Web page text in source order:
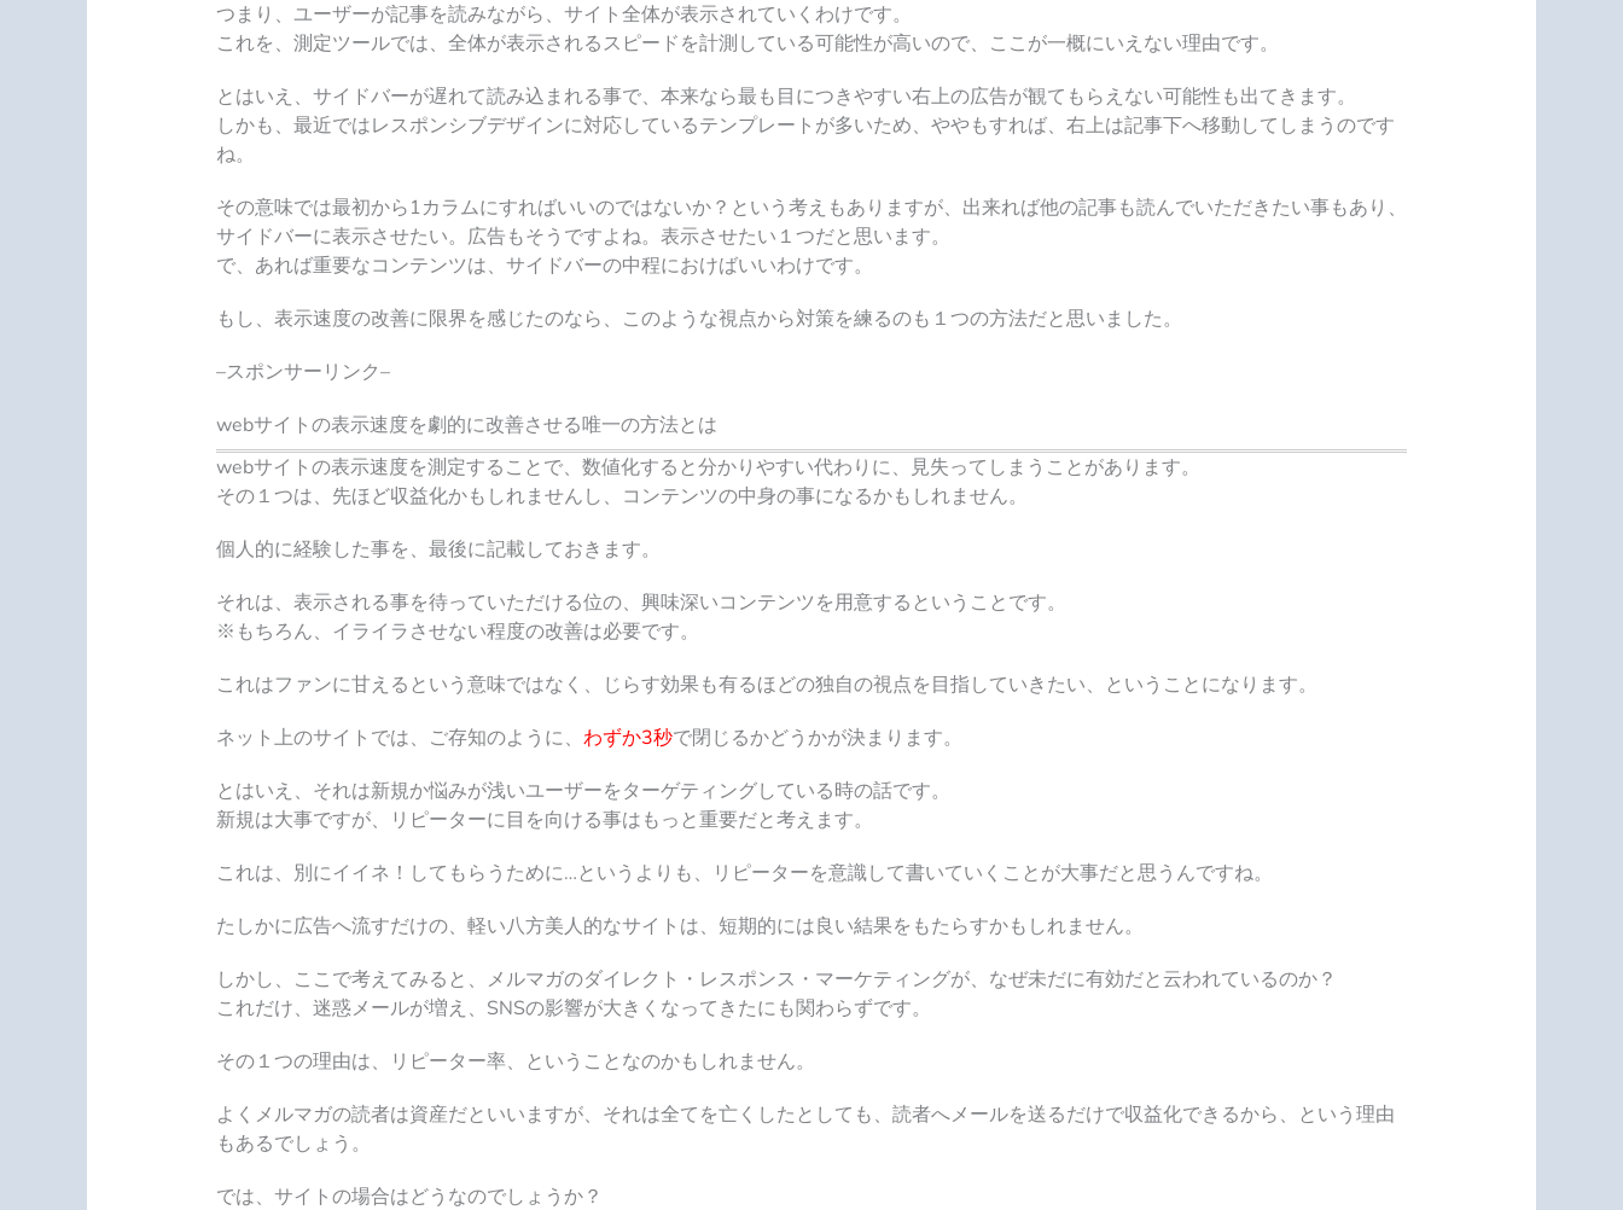
つまり、ユーザーが記事を読みながら、サイト全体が表示されていくわけです。
これを、測定ツールでは、全体が表示されるスピードを計測している可能性が高いので、ここが一概にいえない理由です。
とはいえ、サイドバーが遅れて読み込まれる事で、本来なら最も目につきやすい右上の広告が観てもらえない可能性も出てきます。
しかも、最近ではレスポンシブデザインに対応しているテンプレートが多いため、ややもすれば、右上は記事下へ移動してしまうのです
ね。
その意味では最初から1カラムにすればいいのではないか？という考えもありますが、出来れば他の記事も読んでいただきたい事もあり、
サイドバーに表示させたい。広告もそうですよね。表示させたい１つだと思います。
で、あれば重要なコンテンツは、サイドバーの中程におけばいいわけです。
もし、表示速度の改善に限界を感じたのなら、このような視点から対策を練るのも１つの方法だと思いました。
–スポンサーリンク–
webサイトの表示速度を劇的に改善させる唯一の方法とは
webサイトの表示速度を測定することで、数値化すると分かりやすい代わりに、見失ってしまうことがあります。
その１つは、先ほど収益化かもしれませんし、コンテンツの中身の事になるかもしれません。
個人的に経験した事を、最後に記載しておきます。
それは、 表示される事を待っていただける位の、興味深いコンテンツを用意する ということです。
※もちろん、イライラさせない程度の改善は必要です。
これはファンに甘えるという意味ではなく、
じらす効果も有るほどの独自の視点を目指していきたい、ということになります。
ネット上のサイトでは、ご存知のように、 わずか3秒で閉じるかどうかが決まります。
とはいえ、それは新規か悩みが浅いユーザーをターゲティングしている時の話です。
新規は大事ですが、リピーターに目を向ける事はもっと重要だと考えます。
これは、別にイイネ！してもらうために…というよりも、
リピーターを意識して書いていくことが大事だと思うんですね。
たしかに広告へ流すだけの、軽い八方美人的なサイトは、短期的には良い結果をもたらすかもしれません。
しかし、ここで考えてみると、メルマガのダイレクト・レスポンス・マーケティングが、なぜ未だに有効だと云われているのか？
これだけ、迷惑メールが増え、SNSの影響が大きくなってきたにも関わらずです。
その１つの理由は、
リピーター率、ということなのかもしれません。
よくメルマガの読者は資産だといいますが、それは全てを亡くしたとしても、読者へメールを送るだけで収益化できるから、という理由
もあるでしょう。
では、サイトの場合はどうなのでしょうか？